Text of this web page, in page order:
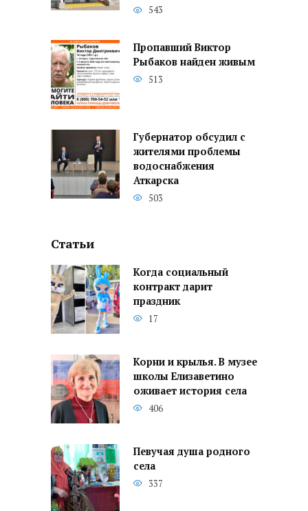
543
Пропавший Виктор
Рыбаков найден живым
513
Губернатор обсудил с
жителями проблемы
водоснабжения
Аткарска
503
Статьи
Когда социальный
контракт дарит
праздник
17
Корни и крылья. В музее
школы Елизаветино
оживает история села
406
Певучая душа родного
села
337